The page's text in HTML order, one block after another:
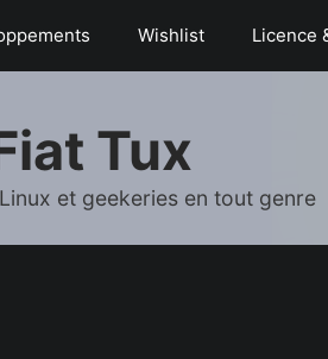
Wishlist Licence
Tux
et geekeries en tout genre